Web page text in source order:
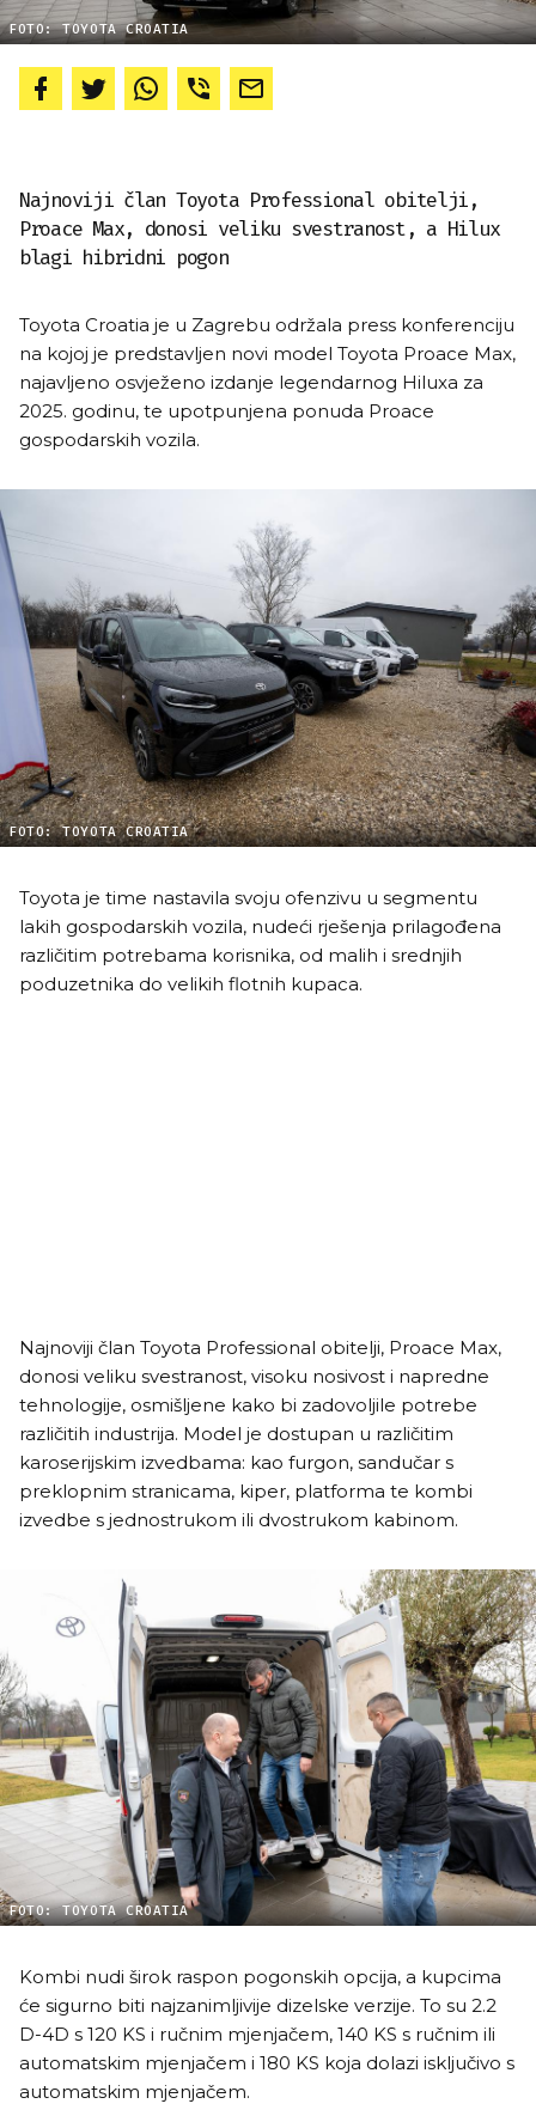
FOTO: TOYOTA CROATIA
Najnoviji član Toyota Professional obitelji,
Proace Max, donosi veliku svestranost, a Hilux
blagi hibridni pogon
Toyota Croatia je u Zagrebu održala press konferenciju
na kojoj je predstavljen novi model Toyota Proace Max,
najavljeno osvježeno izdanje legendarnog Hiluxa za
2025. godinu, te upotpunjena ponuda Proace
gospodarskih vozila.
FOTO: TOYOTA CROATIA
Toyota je time nastavila svoju ofenzivu u segmentu
lakih gospodarskih vozila, nudeći rješenja prilagođena
različitim potrebama korisnika, od malih i srednjih
poduzetnika do velikih flotnih kupaca.
Najnoviji član Toyota Professional obitelji, Proace Max,
donosi veliku svestranost, visoku nosivost i napredne
tehnologije, osmišljene kako bi zadovoljile potrebe
različitih industrija. Model je dostupan u različitim
karoserijskim izvedbama: kao furgon, sandučar s
preklopnim stranicama, kiper, platforma te kombi
izvedbe s jednostrukom ili dvostrukom kabinom.
FOTO: TOYOTA CROATIA
Kombi nudi širok raspon pogonskih opcija, a kupcima
će sigurno biti najzanimljivije dizelske verzije. To su 2.2
D-4D s 120 KS i ručnim mjenjačem, 140 KS s ručnim ili
automatskim mjenjačem i 180 KS koja dolazi isključivo s
automatskim mjenjačem.